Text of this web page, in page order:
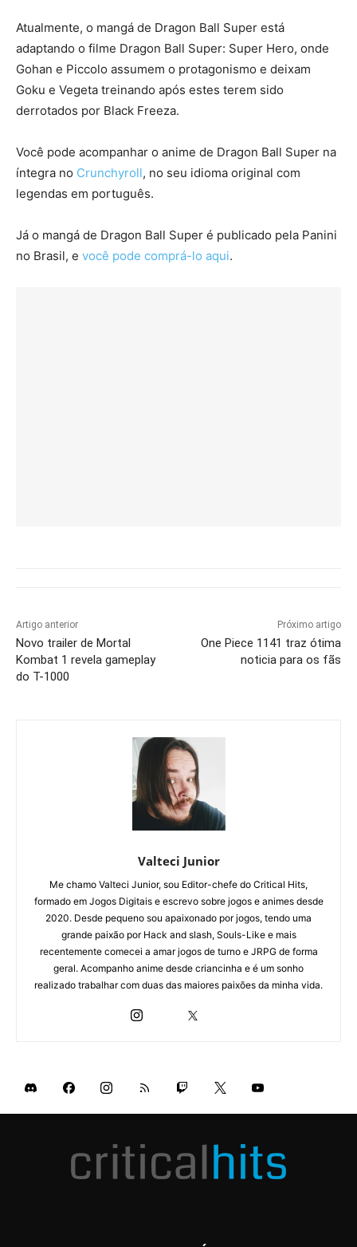
Atualmente, o mangá de Dragon Ball Super está
adaptando o filme Dragon Ball Super: Super Hero, onde
Gohan e Piccolo assumem o protagonismo e deixam
Goku e Vegeta treinando após estes terem sido
derrotados por Black Freeza.
Você pode acompanhar o anime de Dragon Ball Super na
íntegra no Crunchyroll, no seu idioma original com
legendas em português.
Já o mangá de Dragon Ball Super é publicado pela Panini
no Brasil, e você pode comprá-lo aqui.
Artigo anterior
Novo trailer de Mortal
Kombat 1 revela gameplay
do T-1000
Próximo artigo
One Piece 1141 traz ótima
noticia para os fãs
Valteci Junior
Me chamo Valteci Junior, sou Editor-chefe do Critical Hits,
formado em Jogos Digitais e escrevo sobre jogos e animes desde
2020. Desde pequeno sou apaixonado por jogos, tendo uma
grande paixão por Hack and slash, Souls-Like e mais
recentemente comecei a amar jogos de turno e JRPG de forma
geral. Acompanho anime desde criancinha e é um sonho
realizado trabalhar com duas das maiores paixões da minha vida.